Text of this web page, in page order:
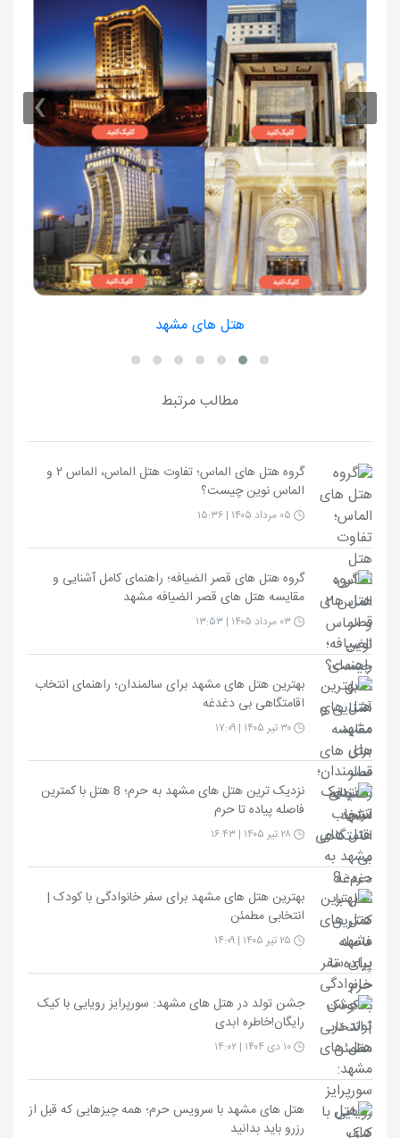
هتل های مشهد
‹
›
مطالب مرتبط
گروه هتل های الماس؛ تفاوت هتل الماس، الماس ۲ و
الماس نوین چیست؟
گروه هتل های قصر الضیافه؛ راهنمای کامل آشنایی و
مقایسه هتل های قصر الضیافه مشهد
بهترین هتل های مشهد برای سالمندان؛ راهنمای انتخاب
اقامتگاهی بی دغدغه
نزدیک ترین هتل های مشهد به حرم؛ 8 هتل با کمترین
فاصله پیاده تا حرم
بهترین هتل های مشهد برای سفر خانوادگی با کودک |
انتخابی مطمئن
جشن تولد در هتل های مشهد: سورپرایز رویایی با کیک
رایگان!خاطره ابدی
هتل های مشهد با سرویس حرم؛ همه چیزهایی که قبل از
رزرو باید بدانید